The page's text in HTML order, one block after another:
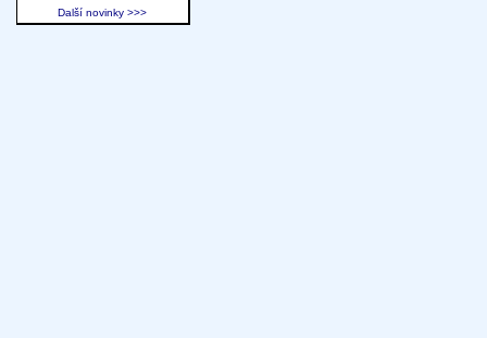
Další novinky >>>